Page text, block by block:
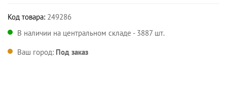
Код товара: 249286
В наличии на центральном складе - 3887 шт.
Ваш город: Под заказ